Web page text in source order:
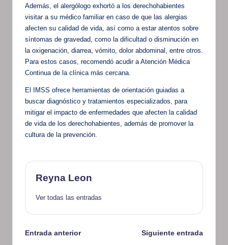
Además, el alergólogo exhortó a los derechohabientes
visitar a su médico familiar en caso de que las alergias
afecten su calidad de vida, así como a estar atentos sobre
síntomas de gravedad, como la dificultad o disminución en
la oxigenación, diarrea, vómito, dolor abdominal, entre otros.
Para estos casos, recomendó acudir a Atención Médica
Continua de la clínica más cercana.
El IMSS ofrece herramientas de orientación guiadas a
buscar diagnóstico y tratamientos especializados, para
mitigar el impacto de enfermedades que afecten la calidad
de vida de los derechohabientes, además de promover la
cultura de la prevención.
Reyna Leon
Ver todas las entradas
Navegación
Entrada anterior Siguiente entrada